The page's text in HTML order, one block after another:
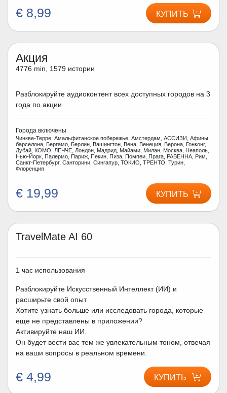
€ 8,99 КУПИТЬ
Акция
4776 min, 1579 истории
Разблокируйте аудиоконтент всех доступных городов на 3
года по акции
Города включены
Чинкве-Терре, Амальфитанское побережье, Амстердам, АССИЗИ, Афины,
барселона, Бергамо, Берлин, Вашингтон, Вена, Венеция, Верона, Гонконг,
Дубай, КОМО, ЛЕЧЧЕ, Лондон, Мадрид, Майами, Милан, Москва, Неаполь,
Нью-Йорк, Палермо, Париж, Пекин, Пиза, Помпеи, Прага, РАВЕННА, Рим,
Санкт-Петербург, Санторини, Сингапур, ТОКИО, ТРЕНТО, Турин,
Флоренция
€ 19,99 КУПИТЬ
TravelMate AI 60
1 час использования
Разблокируйте Искусственный Интеллект (ИИ) и
расширьте свой опыт
Хотите узнать больше или исследовать города, которые
еще не представлены в приложении?
Активируйте наш ИИ.
Он будет вести вас тем же увлекательным тоном, отвечая
на ваши вопросы в реальном времени.
€ 4,99 КУПИТЬ